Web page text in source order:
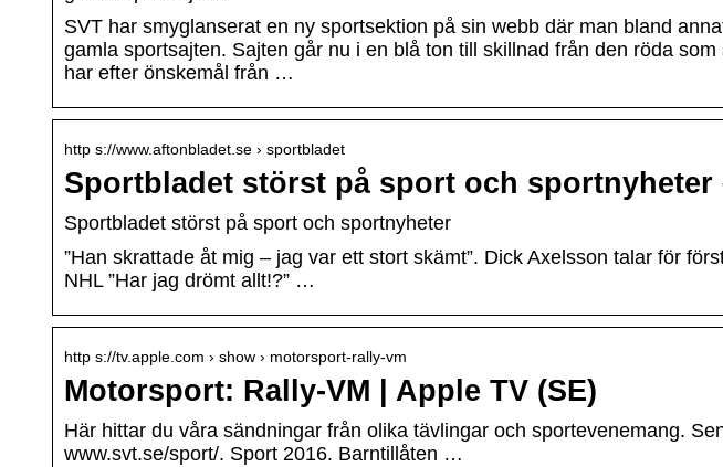
SVT har smyglanserat en ny sportsektion på sin webb där man bland
gamla sportsajten. Sajten går nu i en blå ton till skillnad från den röda
har efter önskemål från …
http s://www.aftonbladet.se › sportbladet
Sportbladet störst på sport och sportnyheter
Sportbladet störst på sport och sportnyheter
”Han skrattade åt mig – jag var ett stort skämt”. Dick Axelsson talar för
NHL ”Har jag drömt allt!?” …
http s://tv.apple.com › show › motorsport-rally-vm
Motorsport: Rally-VM | Apple TV (SE)
Här hittar du våra sändningar från olika tävlingar och sportevenemang.
www.svt.se/sport/. Sport 2016. Barntillåten …